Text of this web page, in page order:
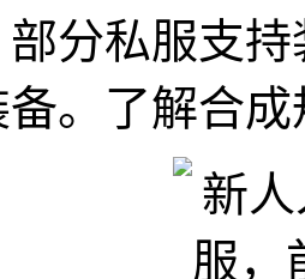
分私服支
。了解合